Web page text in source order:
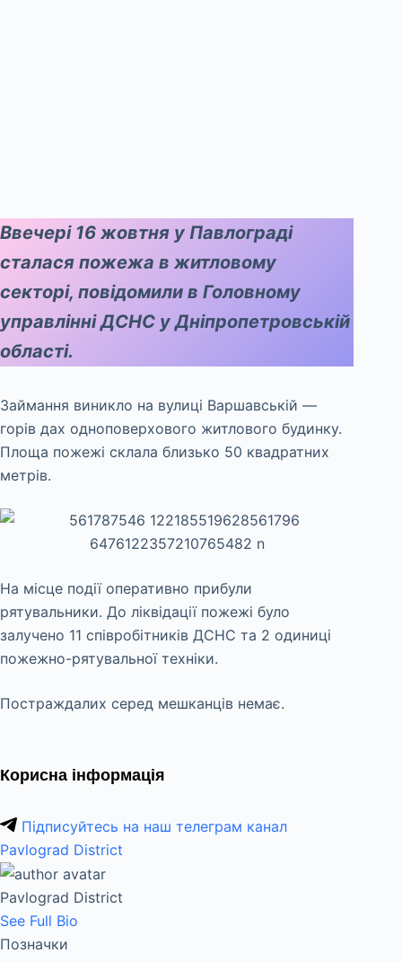
Ввечері 16 жовтня у Павлограді
сталася пожежа в житловому
секторі, повідомили в Головному
управлінні ДСНС у Дніпропетровській
області.
Займання виникло на вулиці Варшавській —
горів дах одноповерхового житлового будинку.
Площа пожежі склала близько 50 квадратних
метрів.
На місце події оперативно прибули
рятувальники. До ліквідації пожежі було
залучено 11 співробітників ДСНС та 2 одиниці
пожежно-рятувальної техніки.
Постраждалих серед мешканців немає.
Корисна інформація
Підписуйтесь на наш телеграм канал
Pavlograd District
Pavlograd District
See Full Bio
Позначки